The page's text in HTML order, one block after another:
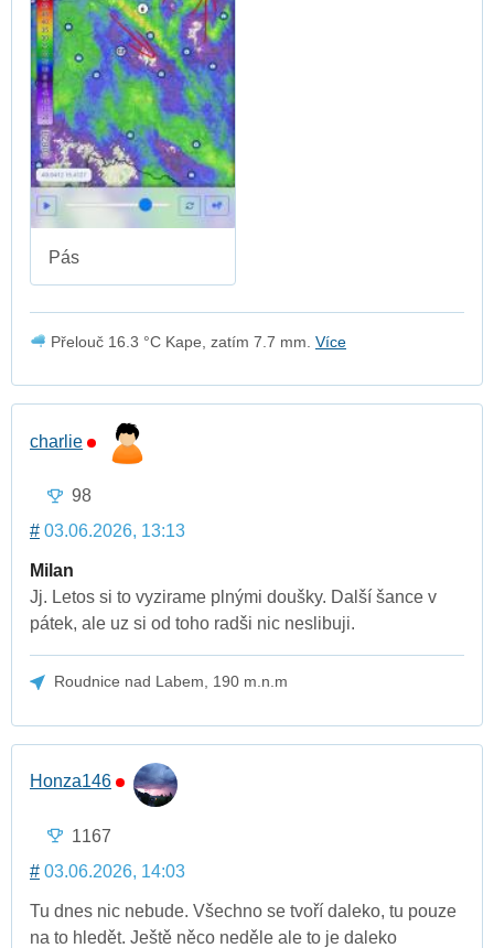
Pás
Přelouč 16.3 °C Kape, zatím 7.7 mm. Více
charlie
98
# 03.06.2026, 13:13
Milan
Jj. Letos si to vyzirame plnými doušky. Další šance v
pátek, ale uz si od toho radši nic neslibuji.
Roudnice nad Labem, 190 m.n.m
Honza146
1167
# 03.06.2026, 14:03
Tu dnes nic nebude. Všechno se tvoří daleko, tu pouze
na to hledět. Ještě něco neděle ale to je daleko